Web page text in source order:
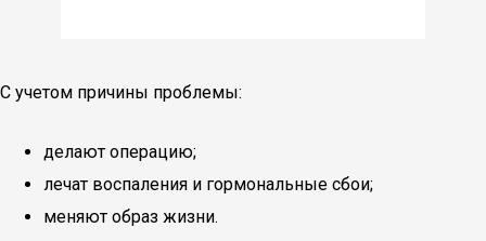
С учетом причины проблемы:
делают операцию;
лечат воспаления и гормональные сбои;
меняют образ жизни.